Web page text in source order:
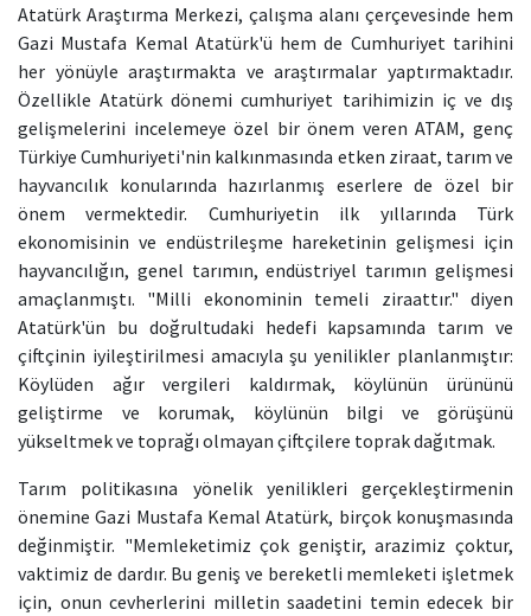
Atatürk Araştırma Merkezi, çalışma alanı çerçevesinde hem
Gazi Mustafa Kemal Atatürk'ü hem de Cumhuriyet tarihini
her yönüyle araştırmakta ve araştırmalar yaptırmaktadır.
Özellikle Atatürk dönemi cumhuriyet tarihimizin iç ve dış
gelişmelerini incelemeye özel bir önem veren ATAM, genç
Türkiye Cumhuriyeti'nin kalkınmasında etken ziraat, tarım ve
hayvancılık konularında hazırlanmış eserlere de özel bir
önem vermektedir. Cumhuriyetin ilk yıllarında Türk
ekonomisinin ve endüstrileşme hareketinin gelişmesi için
hayvancılığın, genel tarımın, endüstriyel tarımın gelişmesi
amaçlanmıştı. "Milli ekonominin temeli ziraattır." diyen
Atatürk'ün bu doğrultudaki hedefi kapsamında tarım ve
çiftçinin iyileştirilmesi amacıyla şu yenilikler planlanmıştır:
Köylüden ağır vergileri kaldırmak, köylünün ürününü
geliştirme ve korumak, köylünün bilgi ve görüşünü
yükseltmek ve toprağı olmayan çiftçilere toprak dağıtmak.
Tarım politikasına yönelik yenilikleri gerçekleştirmenin
önemine Gazi Mustafa Kemal Atatürk, birçok konuşmasında
değinmiştir. "Memleketimiz çok geniştir, arazimiz çoktur,
vaktimiz de dardır. Bu geniş ve bereketli memleketi işletmek
için, onun cevherlerini milletin saadetini temin edecek bir